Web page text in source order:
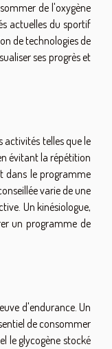
de l'oxygène
actuelles du sportif
de technologies de
ses progrès et
telles que le
évitant la répétition
dans le programme
varie de une
Un kinésiologue,
un programme de
d'endurance. Un
de consommer
le glycogène stocké